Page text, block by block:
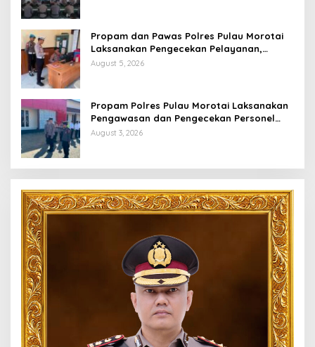
Propam dan Pawas Polres Pulau Morotai
Laksanakan Pengecekan Pelayanan,
Pastikan Masyarakat Mendapat
August 5, 2026
Propam Polres Pulau Morotai Laksanakan
Pengawasan dan Pengecekan Personel
Saat Apel Serah Terima Piket Fungsi
August 3, 2026